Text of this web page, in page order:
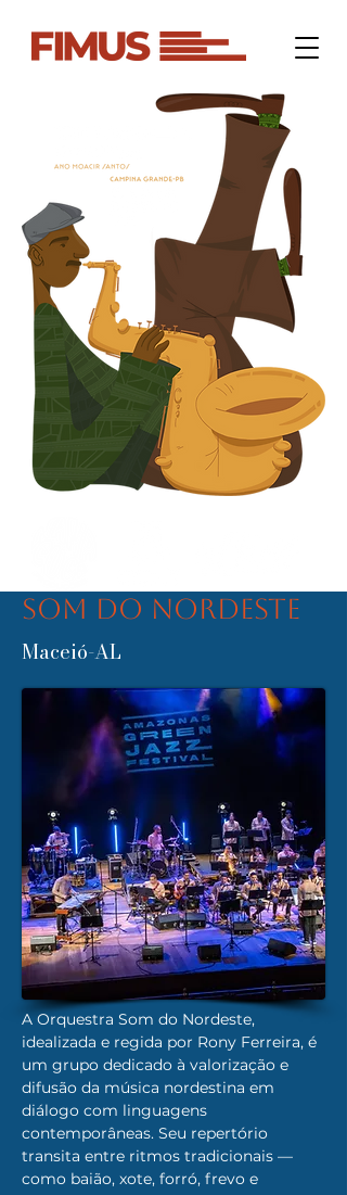
Som do Nordeste
Maceió-AL
A Orquestra Som do Nordeste,
idealizada e regida por Rony Ferreira, é
um grupo dedicado à valorização e
difusão da música nordestina em
diálogo com linguagens
contemporâneas. Seu repertório
transita entre ritmos tradicionais —
como baião, xote, forró, frevo e